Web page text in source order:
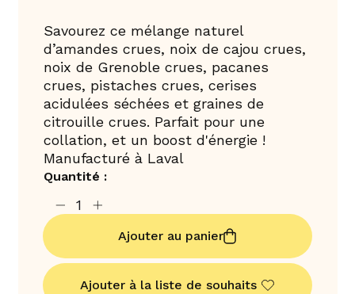
Savourez ce mélange naturel
d’amandes crues, noix de cajou crues,
noix de Grenoble crues, pacanes
crues, pistaches crues, cerises
acidulées séchées et graines de
citrouille crues. Parfait pour une
collation, et un boost d'énergie !
Manufacturé à Laval
Quantité :
Ajouter au panier
Ajouter à la liste de souhaits